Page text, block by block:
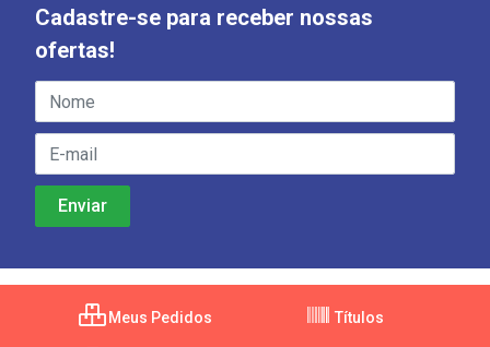
Cadastre-se para receber nossas
ofertas!
Meus Pedidos Títulos